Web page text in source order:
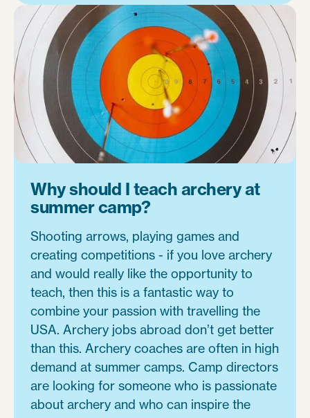
Why should I teach archery at
summer camp?
Shooting arrows, playing games and
creating competitions - if you love archery
and would really like the opportunity to
teach, then this is a fantastic way to
combine your passion with travelling the
USA. Archery jobs abroad don’t get better
than this. Archery coaches are often in high
demand at summer camps. Camp directors
are looking for someone who is passionate
about archery and who can inspire the